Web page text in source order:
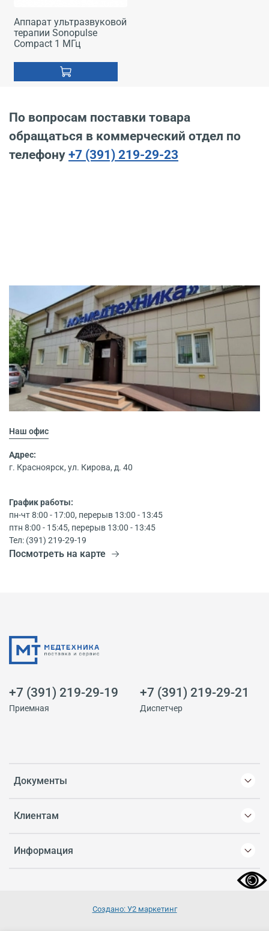
Аппарат ультразвуковой
терапии Sonopulse
Compact 1 МГц
По вопросам поставки товара
обращаться в коммерческий отдел по
телефону +7 (391) 219-29-23
Наш офис
Адрес:
г. Красноярск, ул. Кирова, д. 40
График работы:
пн-чт 8:00 - 17:00, перерыв 13:00 - 13:45
птн 8:00 - 15:45, перерыв 13:00 - 13:45
Тел: (391) 219-29-19
Посмотреть на карте
Документы
Клиентам
Информация
+7 (391) 219-29-19
Приемная
+7 (391) 219-29-21
Диспетчер
Создано: У2 маркетинг